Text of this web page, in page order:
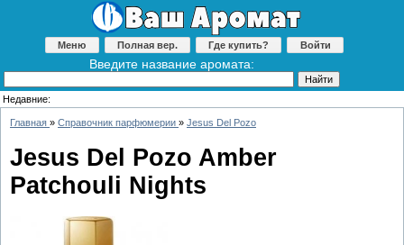
Меню Полная вер. Где купить? Войти
Введите название аромата:
Недавние:
Главная » Справочник парфюмерии » Jesus Del Pozo
Jesus Del Pozo Amber
Patchouli Nights